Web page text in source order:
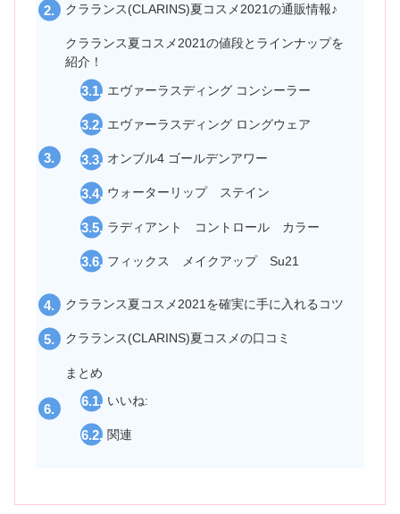
クラランス(CLARINS)夏コスメ2021の通販情報♪
クラランス夏コスメ2021の値段とラインナップを
紹介！
エヴァーラスディング コンシーラー
エヴァーラスディング ロングウェア
オンブル4 ゴールデンアワー
ウォーターリップ ステイン
ラディアント コントロール カラー
フィックス メイクアップ Su21
クラランス夏コスメ2021を確実に手に入れるコツ
クラランス(CLARINS)夏コスメの口コミ
まとめ
いいね:
関連